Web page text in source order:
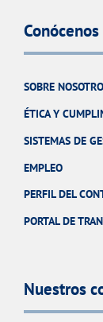
Conócenos
SOBRE
ÉTICA Y
SISTEMAS DE
EMPLEO
PERFIL DEL
PORTAL DE
Nuestros